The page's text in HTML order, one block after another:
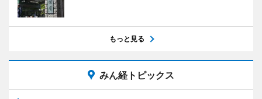
もっと見る
みん経トピックス